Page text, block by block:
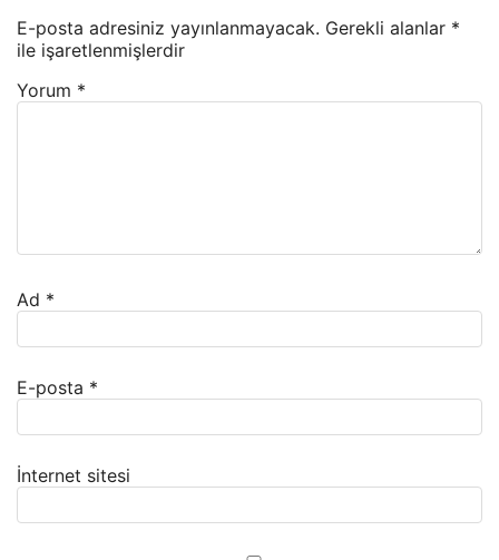
E-posta adresiniz yayınlanmayacak. Gerekli alanlar *
ile işaretlenmişlerdir
Yorum *
Ad *
E-posta *
İnternet sitesi